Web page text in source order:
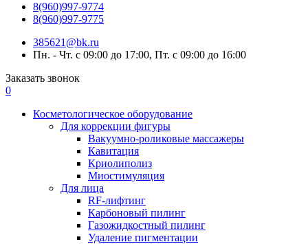
8(960)997-9774
8(960)997-9775
385621@bk.ru
Пн. - Чт. с 09:00 до 17:00, Пт. с 09:00 до 16:00
Заказать звонок
0
Косметологическое оборудование
Для коррекции фигуры
Вакуумно-роликовые массажеры
Кавитация
Криолиполиз
Миостимуляция
Для лица
RF-лифтинг
Карбоновый пилинг
Газожидкостный пилинг
Удаление пигментации